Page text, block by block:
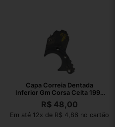
Capa Correia Dentada
Inferior Gm Corsa Celta 1995
2009
R$ 48,00
Em até 12x de R$ 4,86 no cartão